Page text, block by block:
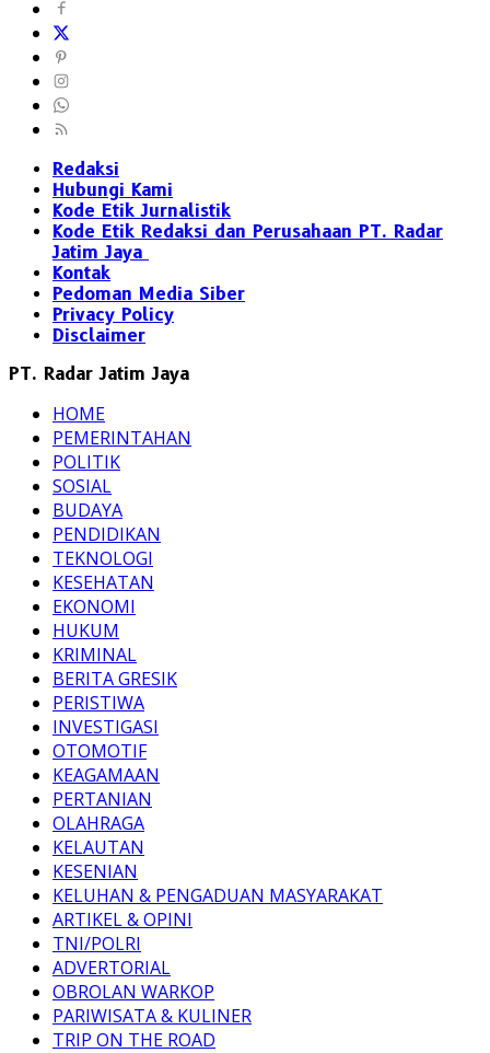
Redaksi
Hubungi Kami
Kode Etik Jurnalistik
Kode Etik Redaksi dan Perusahaan PT. Radar
Jatim Jaya
Kontak
Pedoman Media Siber
Privacy Policy
Disclaimer
PT. Radar Jatim Jaya
HOME
PEMERINTAHAN
POLITIK
SOSIAL
BUDAYA
PENDIDIKAN
TEKNOLOGI
KESEHATAN
EKONOMI
HUKUM
KRIMINAL
BERITA GRESIK
PERISTIWA
INVESTIGASI
OTOMOTIF
KEAGAMAAN
PERTANIAN
OLAHRAGA
KELAUTAN
KESENIAN
KELUHAN & PENGADUAN MASYARAKAT
ARTIKEL & OPINI
TNI/POLRI
ADVERTORIAL
OBROLAN WARKOP
PARIWISATA & KULINER
TRIP ON THE ROAD